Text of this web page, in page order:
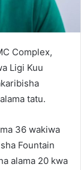
Complex,
Ligi Kuu
tatu.
36 wakiwa
Fountain
alama 20 kwa